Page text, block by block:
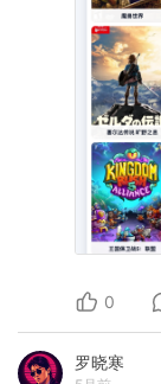
0
罗晓寒